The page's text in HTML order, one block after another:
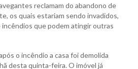
reclamam do abandono de
os quais estariam sendo invadidos,
que podem atingir outras
o incêndio a casa foi demolida
desta quinta-feira. O imóvel já